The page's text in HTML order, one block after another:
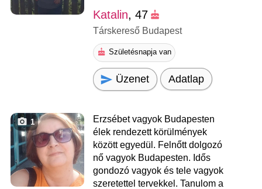
Katalin, 47
Társkereső Budapest
Születésnapja van
Üzenet Adatlap
1
Erzsébet vagyok Budapesten
élek rendezett körülmények
között egyedül. Felnőtt dolgozó
nő vagyok Budapesten. Idős
gondozó vagyok és tele vagyok
szeretettel tervekkel. Tanulom a